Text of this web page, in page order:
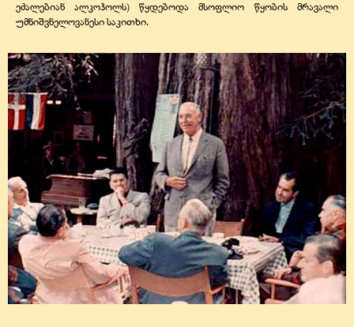
ეძალებიან ალკოჰოლს) წყდებოდა მსოფლიო წყობის მრავალი
უმნიშვნელოვანესი საკითხი.